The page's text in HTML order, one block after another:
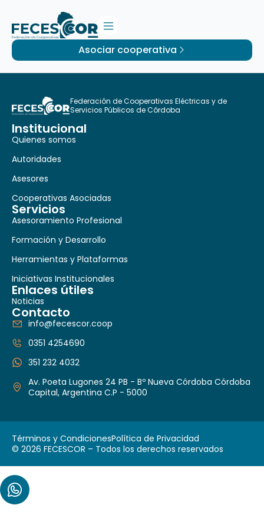
Asociar cooperativa
Federación de Cooperativas Eléctricas y de
Servicios Públicos de Córdoba
Institucional
Quienes somos
Autoridades
Asesores
Cooperativas Asociadas
Servicios
Asesoramiento Profesional
Formación y Desarrollo
Herramientas y Plataformas
Iniciativas Institucionales
Enlaces útiles
Noticias
Contacto
info@fecescor.coop
0351 4254690
351 232 4032
Av. Poeta Lugones 24 PB - Bº Nueva Córdoba Córdoba
Capital, Argentina C.P - 5000
© 2026 FECESCOR – Todos los derechos reservados
Términos y CondicionesPolítica de Privacidad